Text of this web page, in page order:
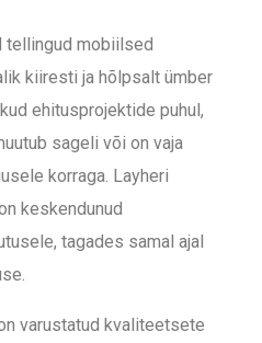
tellingud mobiilsed
kiiresti ja hõlpsalt ümber
ehitusprojektide puhul,
sageli või on vaja
korraga. Layheri
keskendunud
tagades samal ajal
varustatud kvaliteetsete